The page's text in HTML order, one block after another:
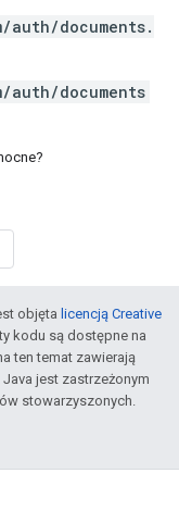
auth/documents.
auth/documents
objęta licencją Creative
kodu są dostępne na
ten temat zawierają
Java jest zastrzeżonym
stowarzyszonych.